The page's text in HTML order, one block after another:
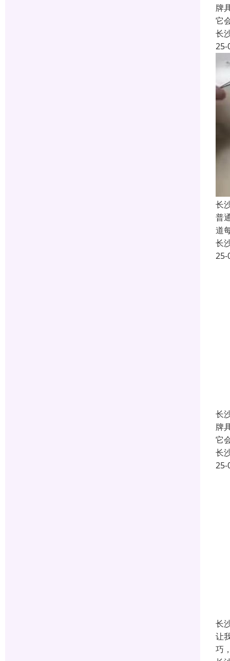
牌
它
长
25-
长
普
道
长
25-
长
牌
它
长
25-
长
让
巧